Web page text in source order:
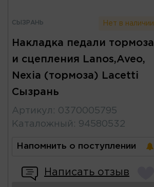
СЫЗРАНЬ Нет в наличии
Накладка педали тормоза
и сцепления Lanos,Aveo,
Nexia (тормоза) Lacetti
Сызрань
Артикул : 0370005795
Каталожный : 94580532
Напомнить о поступлении
Написать отзыв